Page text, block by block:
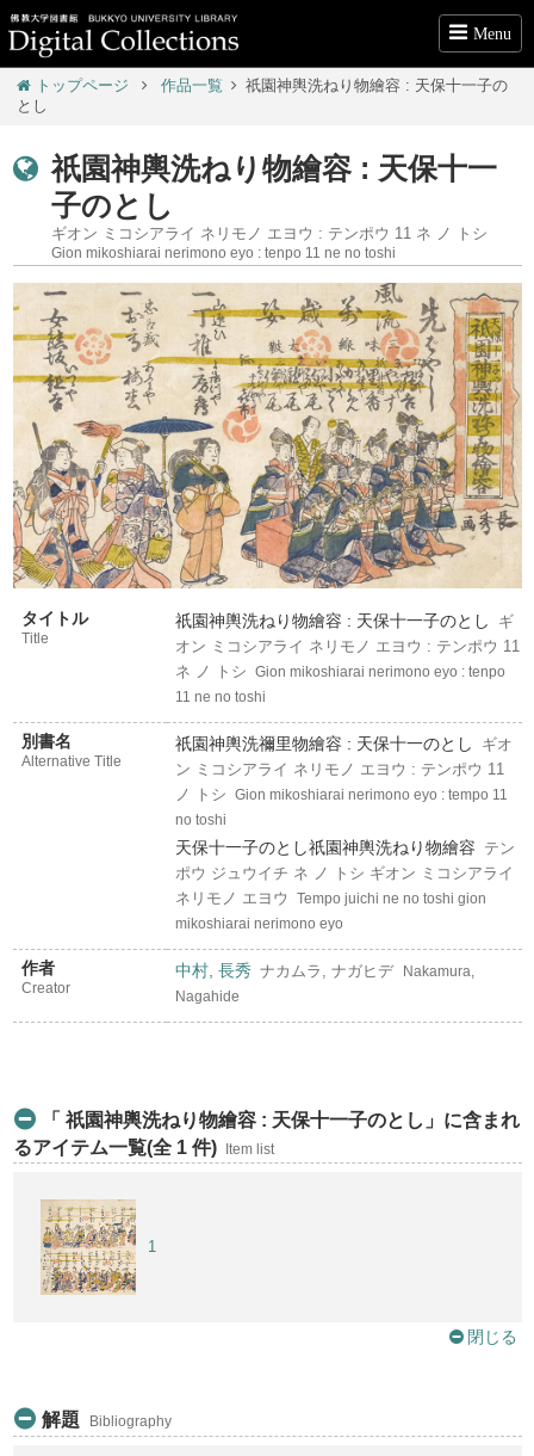
Menu
トップページ 作品一覧
祇園神輿洗ねり物繪容 : 天保十一子の
とし
祇園神輿洗ねり物繪容 : 天保十一
子のとし
ギオン ミコシアライ ネリモノ エヨウ : テンポウ 11 ネ ノ トシ
Gion mikoshiarai nerimono eyo : tenpo 11 ne no toshi
タイトル
Title
祇園神輿洗ねり物繪容 : 天保十一子のとし
ギ
オン ミコシアライ ネリモノ エヨウ : テンポウ 11
ネ ノ トシ Gion mikoshiarai nerimono eyo : tenpo
11 ne no toshi
別書名
Alternative Title
祇園神輿洗禰里物繪容 : 天保十一のとし
ギオ
ン ミコシアライ ネリモノ エヨウ : テンポウ 11
ノ トシ Gion mikoshiarai nerimono eyo : tempo 11
no toshi
天保十一子のとし祇園神輿洗ねり物繪容
テン
ポウ ジュウイチ ネ ノ トシ ギオン ミコシアライ
ネリモノ エヨウ
Tempo juichi ne no toshi gion
mikoshiarai nerimono eyo
作者
Creator
中村, 長秀 ナカムラ, ナガヒデ Nakamura,
Nagahide
「 祇園神輿洗ねり物繪容 : 天保十一子のとし」に含まれ
るアイテム一覧(全 1 件)
Item list
1
閉じる
解題 Bibliography